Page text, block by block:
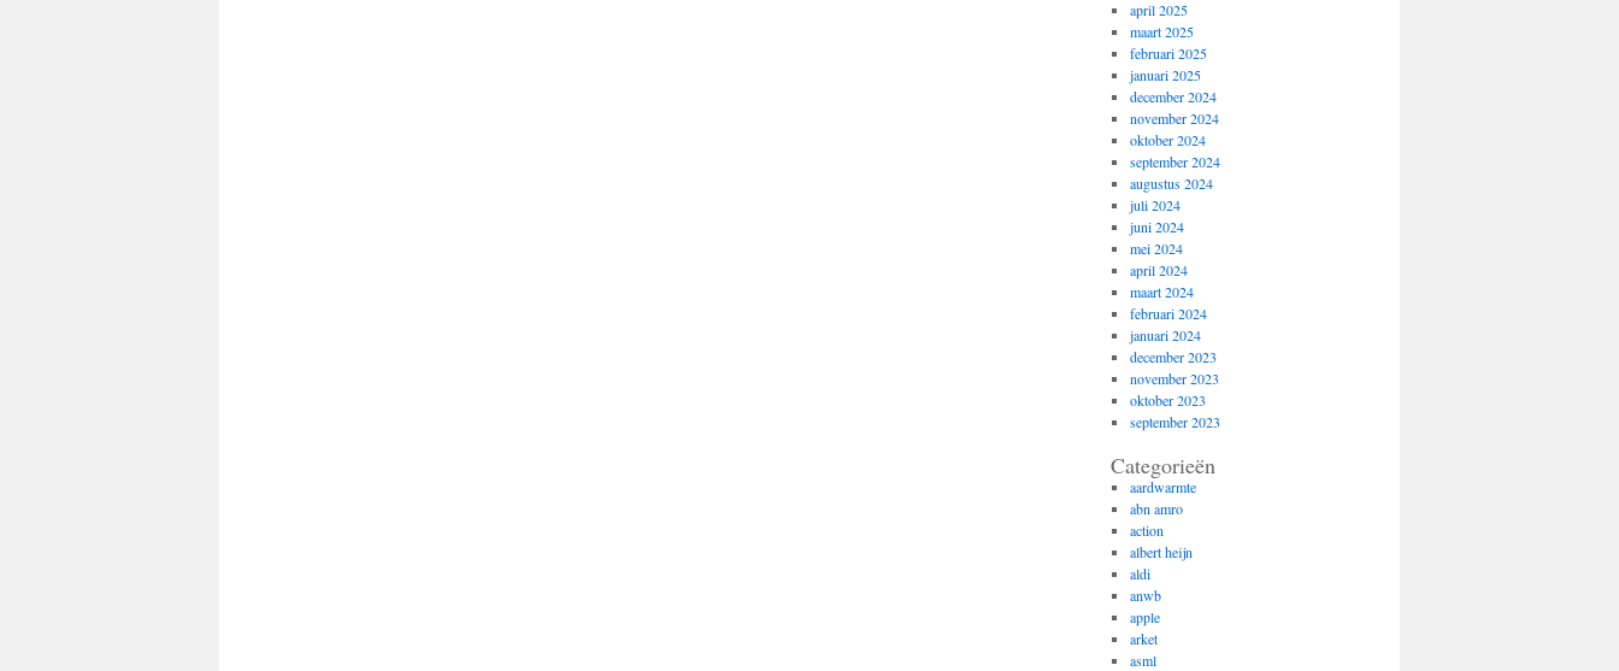
april 2025
maart 2025
februari 2025
januari 2025
december 2024
november 2024
oktober 2024
september 2024
augustus 2024
juli 2024
juni 2024
mei 2024
april 2024
maart 2024
februari 2024
januari 2024
december 2023
november 2023
oktober 2023
september 2023
Categorieën
aardwarmte
abn amro
action
albert heijn
aldi
anwb
apple
arket
asml